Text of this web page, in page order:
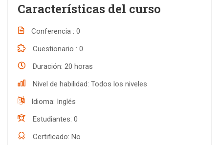
Características del curso
Conferencia
0
Cuestionario
0
Duración 20 horas
Nivel de habilidad Todos los niveles
Idioma Inglés
Estudiantes 0
Certificado No